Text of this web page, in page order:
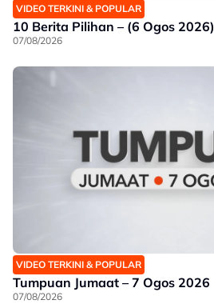
VIDEO TERKINI & POPULAR
10 Berita Pilihan – (6 Ogos 2026)
07/08/2026
VIDEO TERKINI & POPULAR
Tumpuan Jumaat – 7 Ogos 2026
07/08/2026